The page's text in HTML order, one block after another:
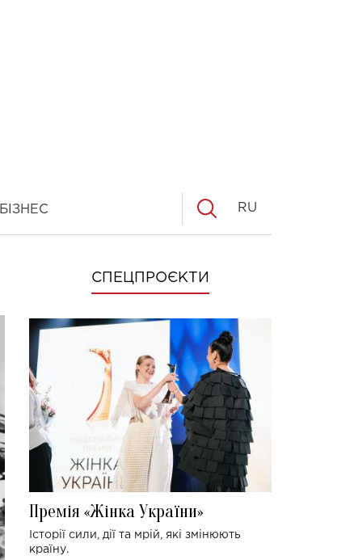
БІЗНЕС RU
СПЕЦПРОЄКТИ
Премія «Жінка України»
Історії сили, дії та мрій, які змінюють
країну.